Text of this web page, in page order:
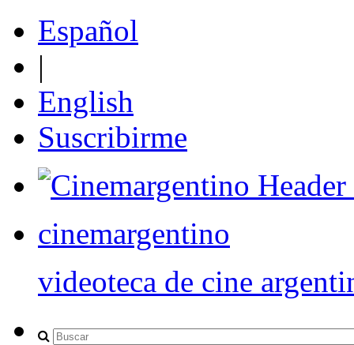
Español
|
English
Suscribirme
cinemargentino
videoteca de cine